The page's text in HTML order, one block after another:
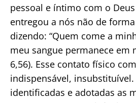
pessoal e íntimo com o
entregou a nós não de
dizendo: “Quem come a
meu sangue permanece em
6,56). Esse contato físico
indispensável, insubstituível.
identificadas e adotadas as